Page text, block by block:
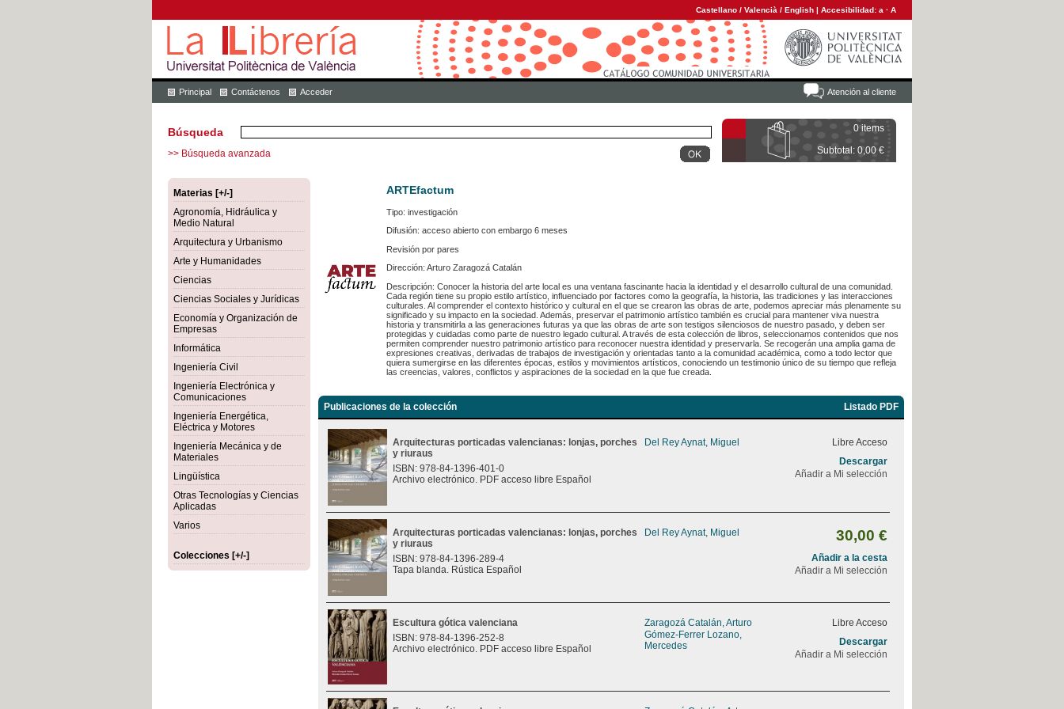
Castellano / Valencià / English | Accesibilidad: a · A
Atención al cliente
Principal Contáctenos Acceder
0 items
Subtotal: 0,00 €
Búsqueda
>> Búsqueda avanzada
Materias [+/-]
Agronomía, Hidráulica y
Medio Natural
Arquitectura y Urbanismo
Arte y Humanidades
Ciencias
Ciencias Sociales y Jurídicas
Economía y Organización de
Empresas
Informática
Ingeniería Civil
Ingeniería Electrónica y
Comunicaciones
Ingeniería Energética,
Eléctrica y Motores
Ingeniería Mecánica y de
Materiales
Lingüística
Otras Tecnologías y Ciencias
Aplicadas
Varios
Colecciones [+/-]
ARTEfactum
Tipo: investigación
Difusión: acceso abierto con embargo 6 meses
Revisión por pares
Dirección: Arturo Zaragozá Catalán
Descripción: Conocer la historia del arte local es una ventana fascinante hacia la identidad y el desarrollo cultural de una comunidad.
Cada región tiene su propio estilo artístico, influenciado por factores como la geografía, la historia, las tradiciones y las interacciones
culturales. Al comprender el contexto histórico y cultural en el que se crearon las obras de arte, podemos apreciar más plenamente su
significado y su impacto en la sociedad. Además, preservar el patrimonio artístico también es crucial para mantener viva nuestra
historia y transmitirla a las generaciones futuras ya que las obras de arte son testigos silenciosos de nuestro pasado, y deben ser
protegidas y cuidadas como parte de nuestro legado cultural. A través de esta colección de libros, seleccionamos contenidos que nos
permiten comprender nuestro patrimonio artístico para reconocer nuestra identidad y preservarla. Se recogerán una amplia gama de
expresiones creativas, derivadas de trabajos de investigación y orientadas tanto a la comunidad académica, como a todo lector que
quiera sumergirse en las diferentes épocas, estilos y movimientos artísticos, conociendo un testimonio único de su tiempo que refleja
las creencias, valores, conflictos y aspiraciones de la sociedad en la que fue creada.
Publicaciones de la colección Listado PDF
Arquitecturas porticadas valencianas: lonjas, porches
y riuraus
ISBN: 978-84-1396-401-0
Archivo electrónico. PDF acceso libre Español
Del Rey Aynat, Miguel
Libre Acceso
Descargar
Añadir a Mi selección
Arquitecturas porticadas valencianas: lonjas, porches
y riuraus
ISBN: 978-84-1396-289-4
Tapa blanda. Rústica Español
Del Rey Aynat, Miguel 30,00 €
Añadir a la cesta
Añadir a Mi selección
Escultura gótica valenciana
ISBN: 978-84-1396-252-8
Archivo electrónico. PDF acceso libre Español
Zaragozá Catalán, Arturo
Gómez-Ferrer Lozano,
Mercedes
Libre Acceso
Descargar
Añadir a Mi selección